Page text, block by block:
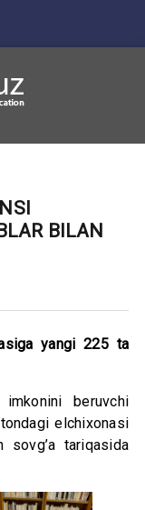
BILAN
yangi 225 ta
beruvchi
elchixonasi
sovg’a tariqasida